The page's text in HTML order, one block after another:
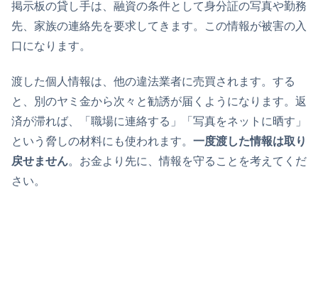
掲示板の貸し手は、融資の条件として身分証の写真や勤務
先、家族の連絡先を要求してきます。この情報が被害の入
口になります。
渡した個人情報は、他の違法業者に売買されます。する
と、別のヤミ金から次々と勧誘が届くようになります。返
済が滞れば、「職場に連絡する」「写真をネットに晒す」
という脅しの材料にも使われます。 一度渡した情報は取り
戻せません。お金より先に、情報を守ることを考えてくだ
さい。